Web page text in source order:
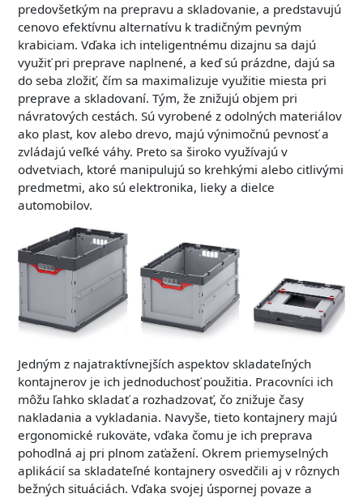
predovšetkým na prepravu a skladovanie, a predstavujú
cenovo efektívnu alternatívu k tradičným pevným
krabiciam. Vďaka ich inteligentnému dizajnu sa dajú
využiť pri preprave naplnené, a keď sú prázdne, dajú sa
do seba zložiť, čím sa maximalizuje využitie miesta pri
preprave a skladovaní. Tým, že znižujú objem pri
návratových cestách. Sú vyrobené z odolných materiálov
ako plast, kov alebo drevo, majú výnimočnú pevnosť a
zvládajú veľké váhy. Preto sa široko využívajú v
odvetviach, ktoré manipulujú so krehkými alebo citlivými
predmetmi, ako sú elektronika, lieky a dielce
automobilov.
Jedným z najatraktívnejších aspektov skladateľných
kontajnerov je ich jednoduchosť použitia. Pracovníci ich
môžu ľahko skladať a rozhadzovať, čo znižuje časy
nakladania a vykladania. Navyše, tieto kontajnery majú
ergonomické rukoväte, vďaka čomu je ich preprava
pohodlná aj pri plnom zaťažení. Okrem priemyselných
aplikácií sa skladateľné kontajnery osvedčili aj v rôznych
bežných situáciách. Vďaka svojej úspornej povaze a